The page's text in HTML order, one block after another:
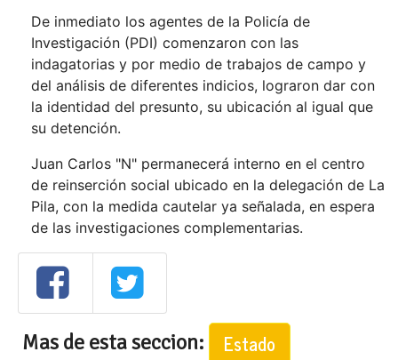
De inmediato los agentes de la Policía de
Investigación (PDI) comenzaron con las
indagatorias y por medio de trabajos de campo y
del análisis de diferentes indicios, lograron dar con
la identidad del presunto, su ubicación al igual que
su detención.
Juan Carlos "N" permanecerá interno en el centro
de reinserción social ubicado en la delegación de La
Pila, con la medida cautelar ya señalada, en espera
de las investigaciones complementarias.
Mas de esta seccion: Estado